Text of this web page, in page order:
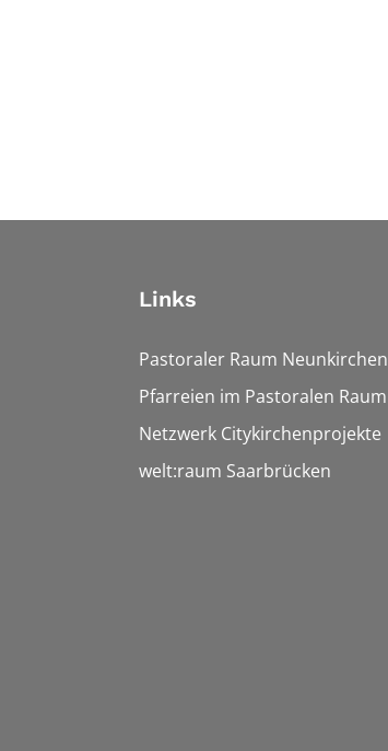
Links
Pastoraler Raum Neunkirchen
Pfarreien im Pastoralen Raum
Netzwerk Citykirchenprojekte
welt:raum Saarbrücken